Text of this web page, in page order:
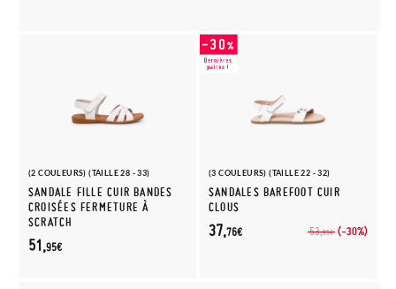
(2 COULEURS) (TAILLE 28 - 33)
SANDALE FILLE CUIR BANDES
CROISÉES FERMETURE À
SCRATCH
51,95€
(3 COULEURS) (TAILLE 22 - 32)
SANDALES BAREFOOT CUIR
CLOUS
53,95€ (-30%)
37,76€